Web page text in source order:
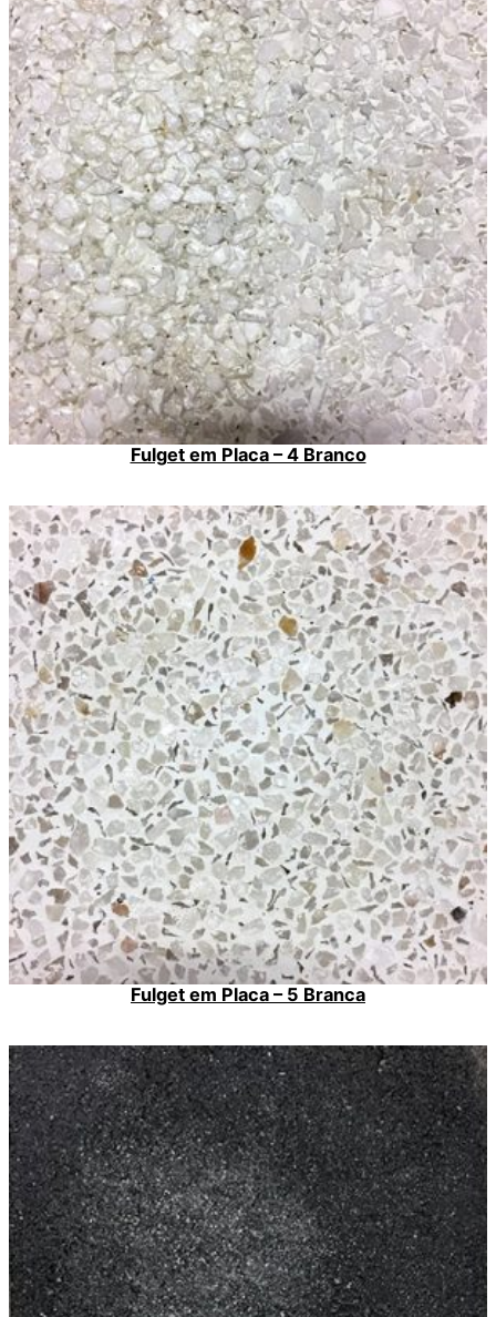
Fulget em Placa – 4 Branco
Fulget em Placa – 5 Branca